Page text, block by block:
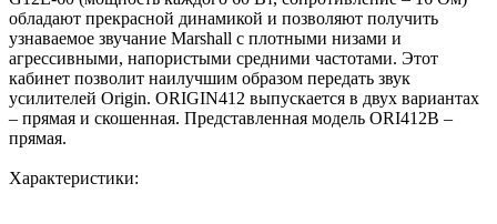
обладают прекрасной динамикой и позволяют получить
узнаваемое звучание Marshall с плотными низами и
агрессивными, напористыми средними частотами. Этот
кабинет позволит наилучшим образом передать звук
усилителей Origin. ORIGIN412 выпускается в двух вариантах
– прямая и скошенная. Представленная модель ORI412В –
прямая.
Характеристики: